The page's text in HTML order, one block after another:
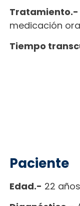
Tratamiento.-
medicación
Tiempo
Paciente
Edad.- 22 años